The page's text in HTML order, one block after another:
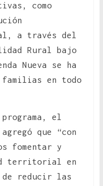
como
a través del
Rural bajo
Nueva se ha
familias en todo
el
que “con
fomentar y
territorial en
de reducir las